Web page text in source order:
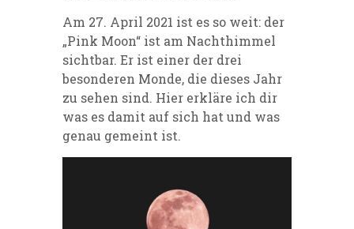
Am 27. April 2021 ist es so weit: der
„Pink Moon“ ist am Nachthimmel
sichtbar. Er ist einer der drei
besonderen Monde, die dieses Jahr
zu sehen sind. Hier erkläre ich dir
was es damit auf sich hat und was
genau gemeint ist.